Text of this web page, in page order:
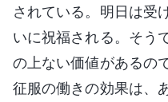
されている。明日は受
いに祝福される。そう
の上ない価値があるの
征服の働きの効果は、